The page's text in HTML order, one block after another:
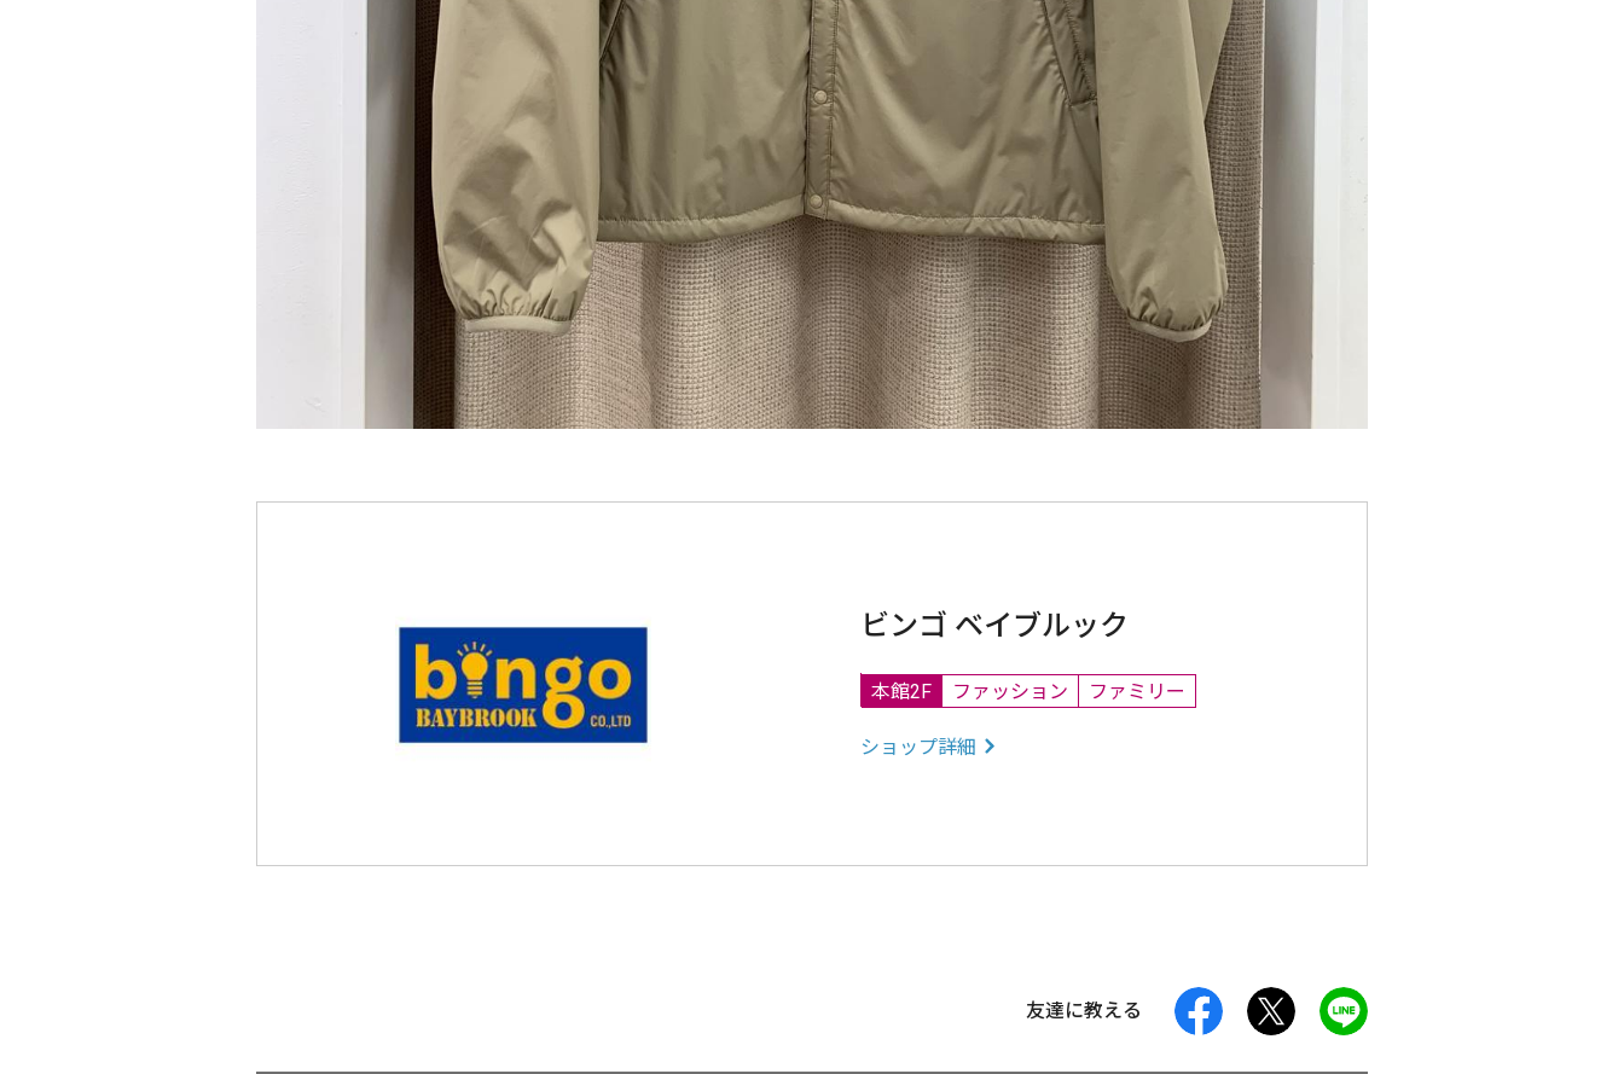
ビンゴ ベイブルック
本館2F ファッション ファミリー
ショップ詳細
友達に教える facebook